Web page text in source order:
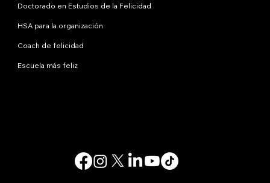
Doctorado en Estudios de la Felicidad
HSA para la organización
Coach de felicidad
Escuela más feliz